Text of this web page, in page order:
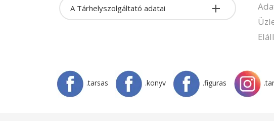
A Tárhelyszolgáltató adatai
.tarsas .konyv .figuras